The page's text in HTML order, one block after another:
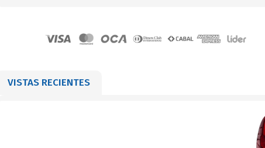
VISTAS RECIENTES